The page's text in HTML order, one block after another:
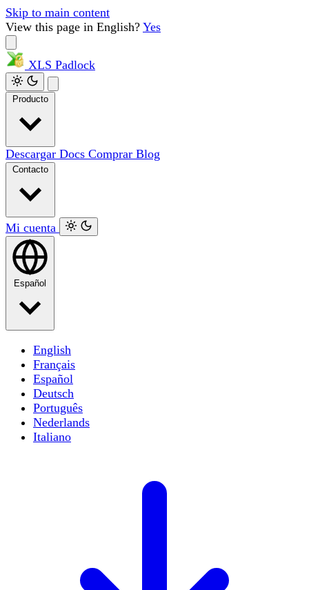
Skip to main content
View this page in English? Yes
XLS Padlock
Descargar Docs Comprar Blog
Mi cuenta
Español
English
Français
Español
Deutsch
Português
Nederlands
Italiano